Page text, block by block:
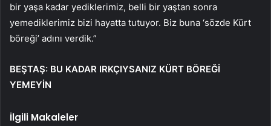
bir yaşa kadar yediklerimiz, belli bir yaştan sonra
yemediklerimiz bizi hayatta tutuyor. Biz buna ‘sözde Kürt
böreği’ adını verdik.”
BEŞTAŞ: BU KADAR IRKÇIYSANIZ KÜRT BÖREĞİ
YEMEYİN
İlgili Makaleler